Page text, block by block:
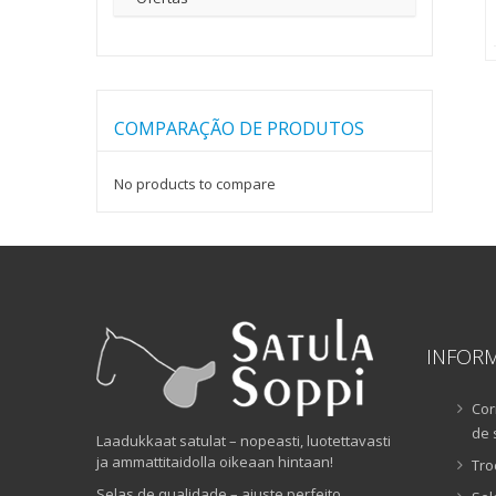
COMPARAÇÃO DE PRODUTOS
No products to compare
Laadukkaat satulat – nopeasti, luotettavasti
ja ammattitaidolla oikeaan hintaan!
de